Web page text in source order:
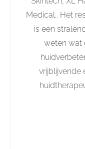
Medical.. Het
is een
weten wat
vrijblijvende